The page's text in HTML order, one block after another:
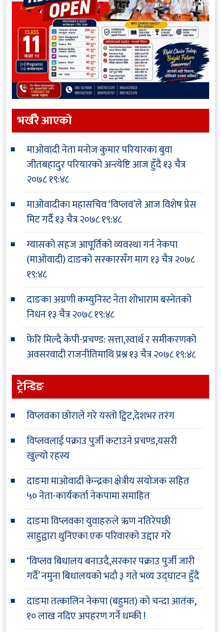
भर्खरै आएकाे
माओवादी नेता मनोज कुमार परियारका बुवा
जीतबहादुर परियारको अन्त्येष्टि आज हुँदै१३ चैत्र
२०७८ १९:४८
माओवादीका महासचिव ‘विप्लव’ले आज विशेष प्रेस
मिट गर्दै१३ चैत्र २०७८ १९:४८
ग्यासको सहज आपूर्तिको व्यवस्था गर्न नेकपा
(माओवादी) दाङको सरकारसँग माग१३ चैत्र २०७८
१९:४८
दाङका अग्रणी कम्युनिस्ट नेता शोभाराम बस्नेतको
निधन१३ चैत्र २०७८ १९:४८
फेरि मिल्दै केपी-प्रचण्ड: सत्ता,स्वार्थ र समीकरणको
अवसरवादी राजनीतिमाथि प्रश्न१३ चैत्र २०७८ १९:४८
ट्रेन्डिङ
विप्लवका छोराले गरे यस्तो ट्विट,देशभर तरंग
विप्लवलाई पक्राउ पुर्जी कटाउने प्रचण्ड,यसरी
खुल्यो रहस्य
दाङमा माओवादी केन्द्रका क्षेत्रीय संयोजक सहित
५० नेता-कार्यकर्ता नेकपामा समाहित
दाङमा विप्लवका युवाहरुले ऋण नतिरेपछी
साहुद्वारा थुनिएका एक परिवारको उद्दार गरे
‘विप्लव बिधालय बनाउदै,सरकार पक्राउ पुर्जी जारी
गर्दै’ नमुना बिधालयको भदौ ३ गते भव्य उद्घाटन हुँदै
दाङमा तत्कालिन नेकपा (बहुमत) को चन्दा आतंक,
१० लाख नदिए अपहरण गर्ने धम्की !